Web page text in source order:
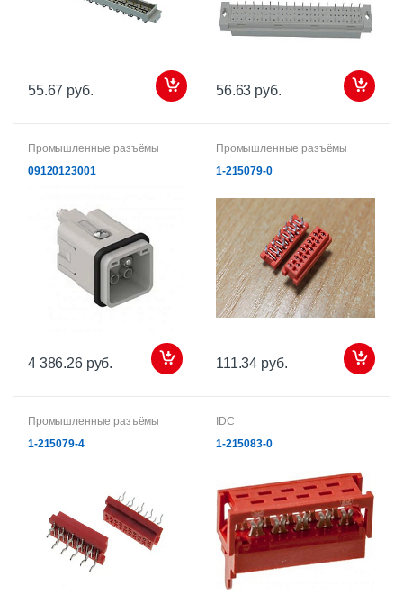
55.67 руб. 56.63 руб.
Промышленные разъёмы
09120123001
4 386.26 руб.
Промышленные разъёмы
1-215079-0
111.34 руб.
Промышленные разъёмы
1-215079-4
IDC
1-215083-0